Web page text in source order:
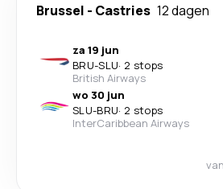
Brussel - Castries 12 dagen
za 19 jun
BRU-SLU· 2 stops
British Airways
wo 30 jun
SLU-BRU· 2 stops
InterCaribbean Airways